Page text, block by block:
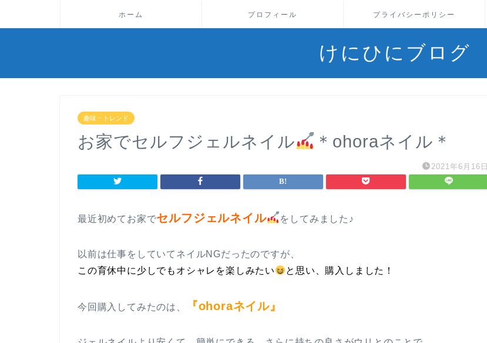
ホーム プロフィール プライバシーポリシー
けにひにブログ
趣味・トレンド
お家でセルフジェルネイル ＊ohoraネイル＊
2021年6月16日
最近初めてお家でセルフジェルネイル をしてみました♪
以前は仕事をしていてネイルNGだったのですが、
この育休中に少しでもオシャレを楽しみたい
と思い、購入しました！
今回購入してみたのは、 『ohoraネイル』